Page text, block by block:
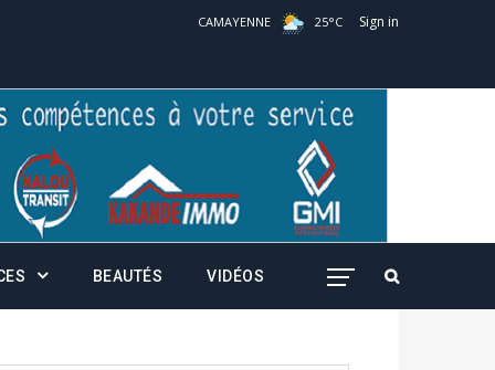
CAMAYENNE 25°C Sign in
BEAUTÉS VIDÉOS